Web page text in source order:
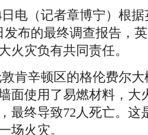
电（记者章博宁）根
发布的最终调查报告，
火灾负有共同责任。
肯辛顿区的格伦费尔大
面使用了易燃材料，大
最终导致72人死亡。这
场火灾。